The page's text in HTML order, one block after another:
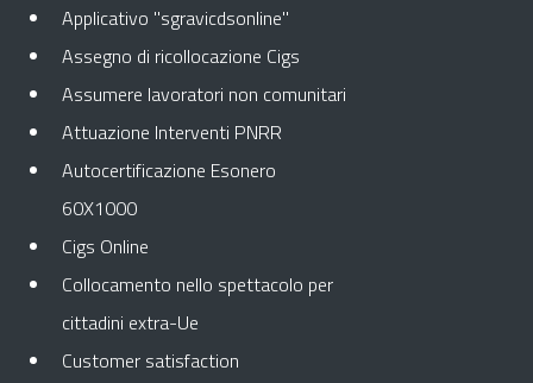
Applicativo "sgravicdsonline"
Assegno di ricollocazione Cigs
Assumere lavoratori non comunitari
Attuazione Interventi PNRR
Autocertificazione Esonero
60X1000
Cigs Online
Collocamento nello spettacolo per
cittadini extra-Ue
Customer satisfaction